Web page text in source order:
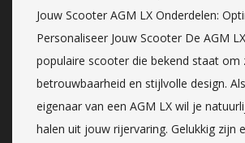
Jouw Scooter AGM LX Onderdelen:
Personaliseer Jouw Scooter De AGM
populaire scooter die bekend staat om
betrouwbaarheid en stijlvolle design.
eigenaar van een AGM LX wil je
halen uit jouw rijervaring. Gelukkig zijn